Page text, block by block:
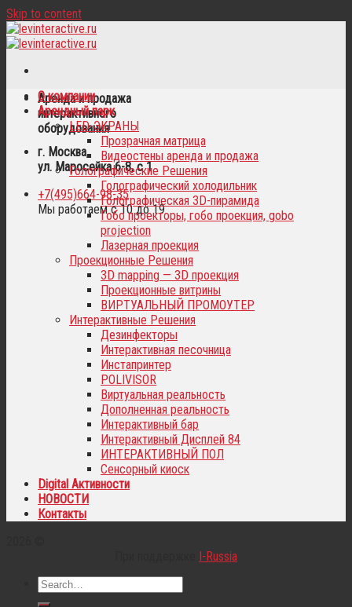
Skip to content
Аренда и продажа
интерактивного
оборудования
г. Москва,
ул. Маросейка 6-8, с 1
+7(495)664-98-35
Мы работаем с 10 до 19
О компании
Арендный парк
LED-ЭКРАНЫ
Прозрачная матрица
Видеостены аренда и продажа
Голографические Решения
Голографический холодильник
Голографическая 3D-пирамида
Гобо проекторы, гобо проекция, gobo
projection
Лазерная проекция
Проекционные Решения
3D mapping — 3D проекция
Проекционные витрины
ВИРТУАЛЬНЫЙ ПРОМОУТЕР
Интерактивные Решения
Дезинфекторы
Интерактивная песочница
Инстапринтер
POLIVISOR
Виртуальная реальность
Дополненная реальность
Интерактивный бар
Интерактивный Дисплей 84
ИНТЕРАКТИВНЫЙ ПОЛ
Сенсорный киоск
Digital Активности
НОВОСТИ
Контакты
I-Russia